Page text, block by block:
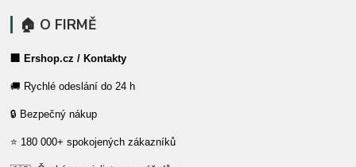
🏠 O FIRMĚ
🏢 Ershop.cz / Kontakty
🚚 Rychlé odeslání do 24 h
🔒 Bezpečný nákup
⭐ 180 000+ spokojených zákazníků